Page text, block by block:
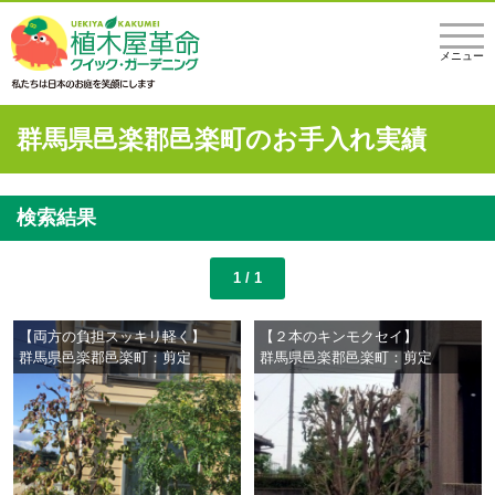
メニュー
群馬県邑楽郡邑楽町のお手入れ実績
検索結果
1 / 1
【両方の負担スッキリ軽く】
群馬県邑楽郡邑楽町：剪定
【２本のキンモクセイ】
群馬県邑楽郡邑楽町：剪定